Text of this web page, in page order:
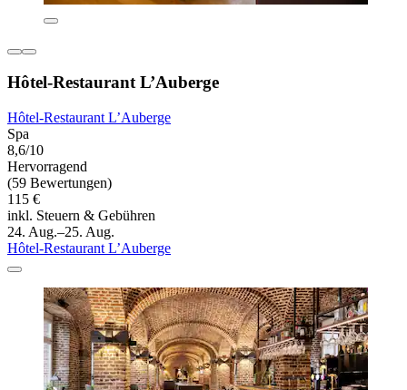
Hôtel-Restaurant L’Auberge
Hôtel-Restaurant L’Auberge
Spa
8,6/10
Hervorragend
(59 Bewertungen)
115 €
inkl. Steuern & Gebühren
24. Aug.–25. Aug.
Hôtel-Restaurant L’Auberge